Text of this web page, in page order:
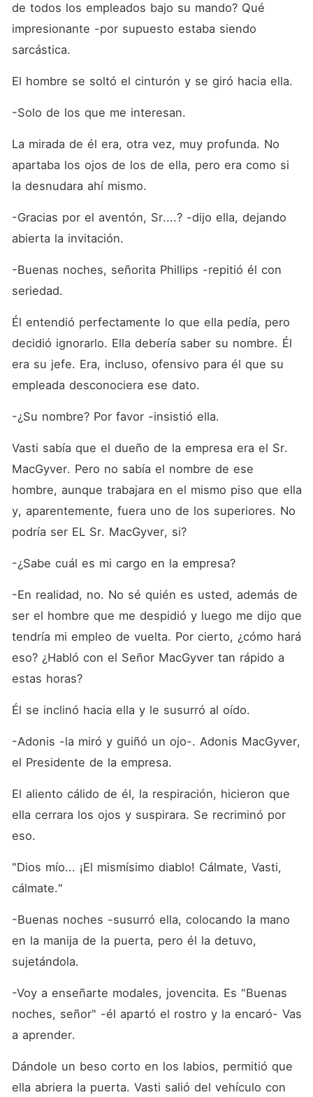
de todos los empleados bajo su mando? Qué
impresionante -por supuesto estaba siendo
sarcástica.
El hombre se soltó el cinturón y se giró hacia ella.
-Solo de los que me interesan.
La mirada de él era, otra vez, muy profunda. No
apartaba los ojos de los de ella, pero era como si
la desnudara ahí mismo.
-Gracias por el aventón, Sr....? -dijo ella, dejando
abierta la invitación.
-Buenas noches, señorita Phillips -repitió él con
seriedad.
Él entendió perfectamente lo que ella pedía, pero
decidió ignorarlo. Ella debería saber su nombre. Él
era su jefe. Era, incluso, ofensivo para él que su
empleada desconociera ese dato.
-¿Su nombre? Por favor -insistió ella.
Vasti sabía que el dueño de la empresa era el Sr.
MacGyver. Pero no sabía el nombre de ese
hombre, aunque trabajara en el mismo piso que ella
y, aparentemente, fuera uno de los superiores. No
podría ser EL Sr. MacGyver, si?
-¿Sabe cuál es mi cargo en la empresa?
-En realidad, no. No sé quién es usted, además de
ser el hombre que me despidió y luego me dijo que
tendría mi empleo de vuelta. Por cierto, ¿cómo hará
eso? ¿Habló con el Señor MacGyver tan rápido a
estas horas?
Él se inclinó hacia ella y le susurró al oído.
-Adonis -la miró y guiñó un ojo-. Adonis MacGyver,
el Presidente de la empresa.
El aliento cálido de él, la respiración, hicieron que
ella cerrara los ojos y suspirara. Se recriminó por
eso.
"Dios mío... ¡El mismísimo diablo! Cálmate, Vasti,
cálmate."
-Buenas noches -susurró ella, colocando la mano
en la manija de la puerta, pero él la detuvo,
sujetándola.
-Voy a enseñarte modales, jovencita. Es "Buenas
noches, señor" -él apartó el rostro y la encaró- Vas
a aprender.
Dándole un beso corto en los labios, permitió que
ella abriera la puerta. Vasti salió del vehículo con